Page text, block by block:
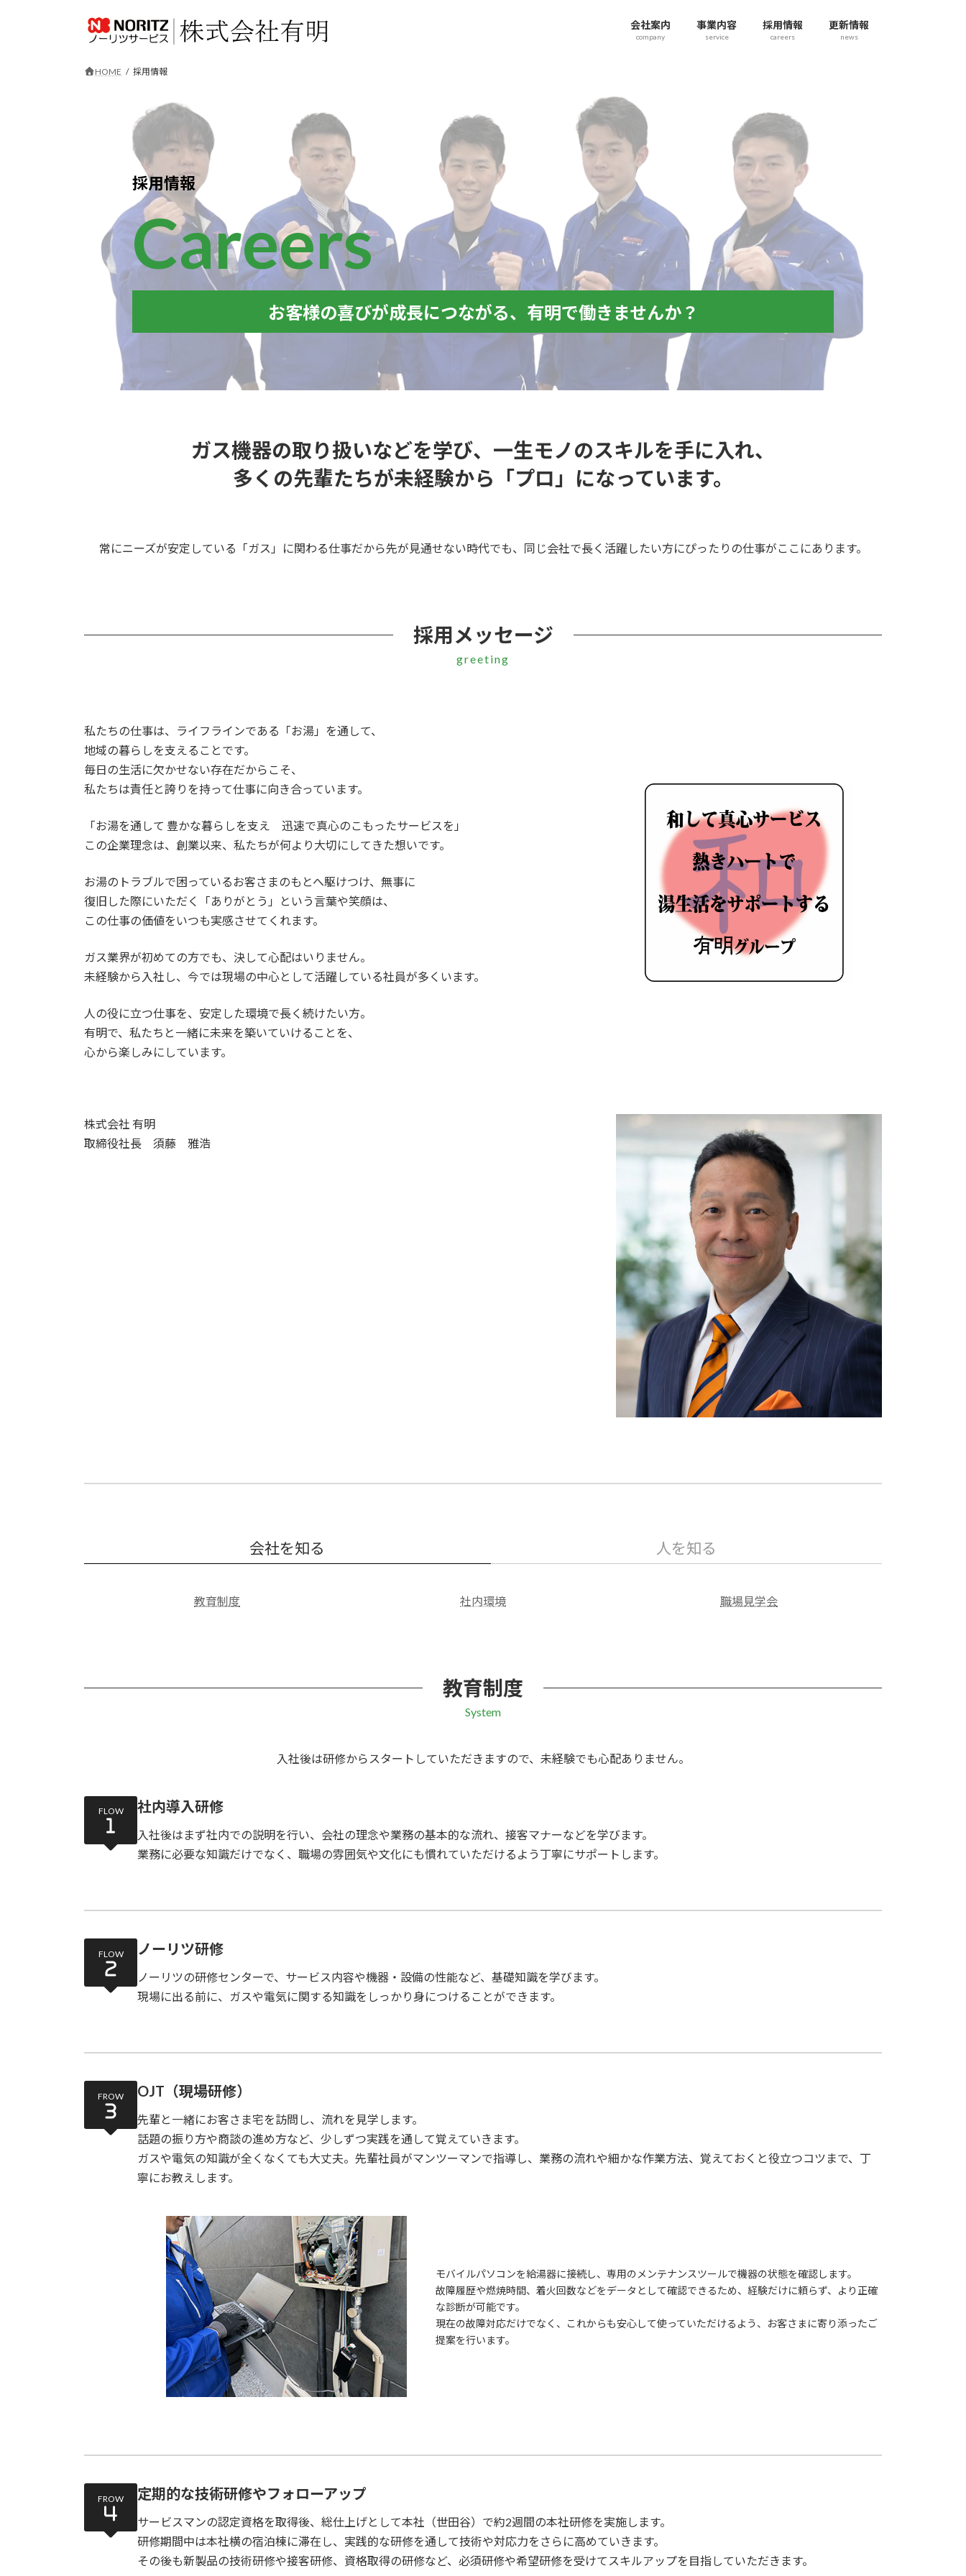
会社案内
company
事業内容
service
採用情報
careers
更新情報
news
HOME 採用情報
採用情報
Careers
お客様の喜びが成長につながる、有明で働きませんか？
ガス機器の取り扱いなどを学び、一生モノのスキルを手に入れ、
多くの先輩たちが未経験から「プロ」になっています。
常にニーズが安定している「ガス」に関わる仕事だから先が見通せない時代でも、同じ会社で長く活躍したい方にぴったりの仕事がここにあります。
採用メッセージ
greeting
私たちの仕事は、ライフラインである「お湯」を通して、
地域の暮らしを支えることです。
毎日の生活に欠かせない存在だからこそ、
私たちは責任と誇りを持って仕事に向き合っています。
「お湯を通して 豊かな暮らしを支え 迅速で真心のこもったサービスを」
この企業理念は、創業以来、私たちが何より大切にしてきた想いです。
お湯のトラブルで困っているお客さまのもとへ駆けつけ、無事に
復旧した際にいただく「ありがとう」という言葉や笑顔は、
この仕事の価値をいつも実感させてくれます。
ガス業界が初めての方でも、決して心配はいりません。
未経験から入社し、今では現場の中心として活躍している社員が多くいます。
人の役に立つ仕事を、安定した環境で長く続けたい方。
有明で、私たちと一緒に未来を築いていけることを、
心から楽しみにしています。
株式会社 有明
取締役社長 須藤 雅浩
会社を知る 人を知る
教育制度 社内環境 職場見学会
教育制度
System
入社後は研修からスタートしていただきますので、未経験でも心配ありません。
FLOW 社内導入研修
入社後はまず社内での説明を行い、会社の理念や業務の基本的な流れ、接客マナーなどを学びます。
業務に必要な知識だけでなく、職場の雰囲気や文化にも慣れていただけるよう丁寧にサポートします。
FLOW ノーリツ研修
ノーリツの研修センターで、サービス内容や機器・設備の性能など、基礎知識を学びます。
現場に出る前に、ガスや電気に関する知識をしっかり身につけることができます。
FROW OJT（現場研修）
先輩と一緒にお客さま宅を訪問し、流れを見学します。
話題の振り方や商談の進め方など、少しずつ実践を通して覚えていきます。
ガスや電気の知識が全くなくても大丈夫。先輩社員がマンツーマンで指導し、業務の流れや細かな作業方法、覚えておくと役立つコツまで、丁
寧にお教えします。
モバイルパソコンを給湯器に接続し、専用のメンテナンスツールで機器の状態を確認します。
故障履歴や燃焼時間、着火回数などをデータとして確認できるため、経験だけに頼らず、より正確
な診断が可能です。
現在の故障対応だけでなく、これからも安心して使っていただけるよう、お客さまに寄り添ったご
提案を行います。
FROW 定期的な技術研修やフォローアップ
サービスマンの認定資格を取得後、総仕上げとして本社（世田谷）で約2週間の本社研修を実施します。
研修期間中は本社横の宿泊棟に滞在し、実践的な研修を通して技術や対応力をさらに高めていきます。
その後も新製品の技術研修や接客研修、資格取得の研修など、必須研修や希望研修を受けてスキルアップを目指していただきます。